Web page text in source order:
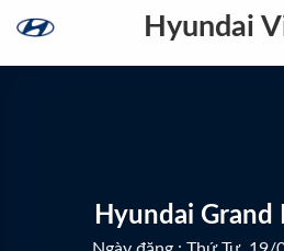
content
Hyundai
Hyundai Grand